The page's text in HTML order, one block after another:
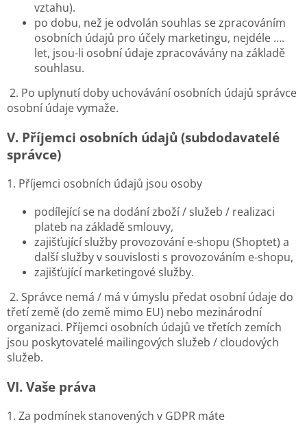
vztahu).
po dobu, než je odvolán souhlas se zpracováním
osobních údajů pro účely marketingu, nejdéle ….
let, jsou-li osobní údaje zpracovávány na základě
souhlasu.
2. Po uplynutí doby uchovávání osobních údajů správce
osobní údaje vymaže.
V. Příjemci osobních údajů (subdodavatelé
správce)
1. Příjemci osobních údajů jsou osoby
podílející se na dodání zboží / služeb / realizaci
plateb na základě smlouvy,
zajišťující služby provozování e-shopu (Shoptet) a
další služby v souvislosti s provozováním e-shopu,
zajišťující marketingové služby.
2. Správce nemá / má v úmyslu předat osobní údaje do
třetí země (do země mimo EU) nebo mezinárodní
organizaci. Příjemci osobních údajů ve třetích zemích
jsou poskytovatelé mailingových služeb / cloudových
služeb.
VI. Vaše práva
1. Za podmínek stanovených v GDPR máte